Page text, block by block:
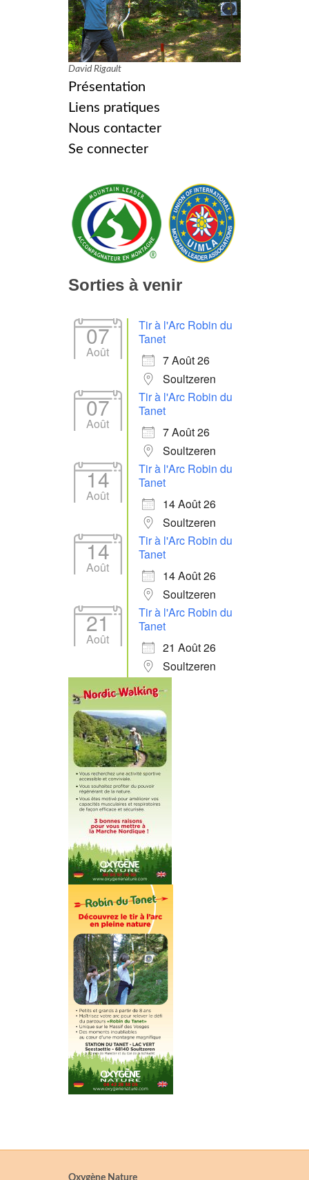
David Rigault
Présentation
Liens pratiques
Nous contacter
Se connecter
Sorties à venir
07
Août
Tir à l'Arc Robin du
Tanet
7 Août 26
Soultzeren
07
Août
Tir à l'Arc Robin du
Tanet
7 Août 26
Soultzeren
14
Août
Tir à l'Arc Robin du
Tanet
14 Août 26
Soultzeren
14
Août
Tir à l'Arc Robin du
Tanet
14 Août 26
Soultzeren
21
Août
Tir à l'Arc Robin du
Tanet
21 Août 26
Soultzeren
Oxygène Nature